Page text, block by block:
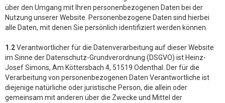
über den Umgang mit Ihren personenbezogenen Daten bei der
Nutzung unserer Website. Personenbezogene Daten sind hierbei
alle Daten, mit denen Sie persönlich identifiziert werden können.
1.2Verantwortlicher für die Datenverarbeitung auf dieser Website
im Sinne der Datenschutz-Grundverordnung (DSGVO) ist Heinz-
Josef Simons, Am Köttersbach 4, 51519 Odenthal. Der für die
Verarbeitung von personenbezogenen Daten Verantwortliche ist
diejenige natürliche oder juristische Person, die allein oder
gemeinsam mit anderen über die Zwecke und Mittel der